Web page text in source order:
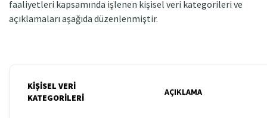
faaliyetleri kapsamında işlenen kişisel veri kategorileri ve
açıklamaları aşağıda düzenlenmiştir.
KİŞİSEL VERİ
KATEGORİLERİ
AÇIKLAMA